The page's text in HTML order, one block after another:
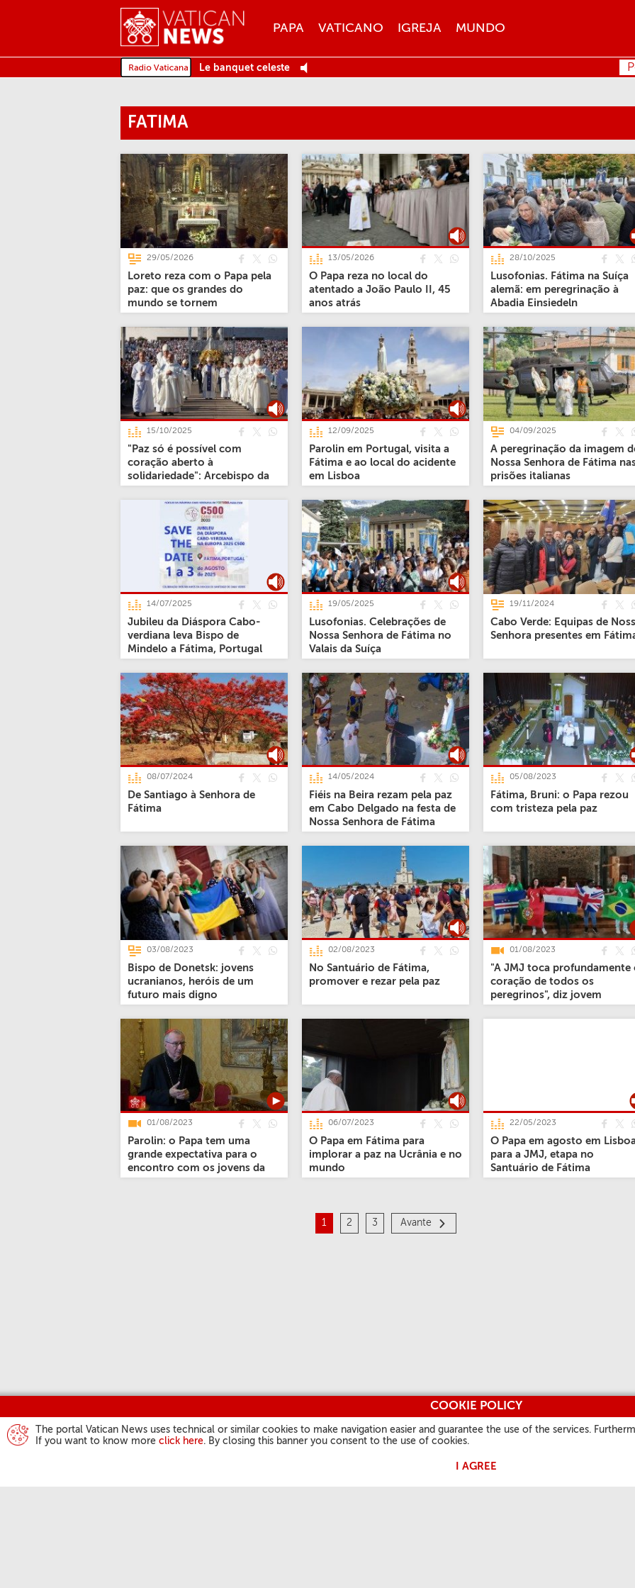
MENU
PAPA VATICANO IGREJA MUNDO
COOKIE POLICY
The portal Vatican News uses technical or similar cookies to make navigation easier and guarantee the use of the services.
If you want to know more click here. By closing this banner you consent to the use of cookies.
I AGREE
Le banquet celeste
FATIMA
29/05/2026
Loreto reza com o Papa pela
paz: que os grandes do
mundo se tornem
13/05/2026
O Papa reza no local do
atentado a João Paulo II, 45
anos atrás
28/10/2025
Lusofonias. Fátima na Suíça
alemã: em peregrinação à
Abadia Einsiedeln
15/10/2025
"Paz só é possível com
coração aberto à
solidariedade": Arcebispo da
12/09/2025
Parolin em Portugal, visita a
Fátima e ao local do acidente
em Lisboa
04/09/2025
A peregrinação da imagem
Nossa Senhora de Fátima
prisões italianas
14/07/2025
Jubileu da Diáspora Cabo-
verdiana leva Bispo de
Mindelo a Fátima, Portugal
19/05/2025
Lusofonias. Celebrações de
Nossa Senhora de Fátima no
Valais da Suíça
19/11/2024
Cabo Verde: Equipas de
Senhora presentes em
08/07/2024
De Santiago à Senhora de
Fátima
14/05/2024
Fiéis na Beira rezam pela paz
em Cabo Delgado na festa de
Nossa Senhora de Fátima
05/08/2023
Fátima, Bruni: o Papa rezou
com tristeza pela paz
03/08/2023
Bispo de Donetsk: jovens
ucranianos, heróis de um
futuro mais digno
02/08/2023
No Santuário de Fátima,
promover e rezar pela paz
01/08/2023
"A JMJ toca profundamente
coração de todos os
peregrinos", diz jovem
01/08/2023
Parolin: o Papa tem uma
grande expectativa para o
encontro com os jovens da
06/07/2023
O Papa em Fátima para
implorar a paz na Ucrânia e no
mundo
22/05/2023
O Papa em agosto em
para a JMJ, etapa no
Santuário de Fátima
1 2 3 Avante